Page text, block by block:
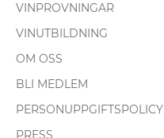
VINPROVNINGAR
VINUTBILDNING
OM OSS
BLI MEDLEM
PERSONUPPGIFTSPOLICY
PRESS